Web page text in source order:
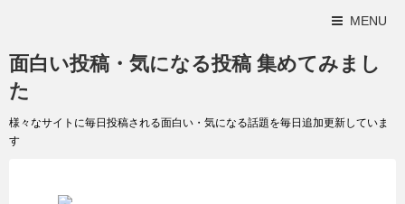
MENU
面白い投稿・気になる投稿 集めてみまし
た
様々なサイトに毎日投稿される面白い・気になる話題を毎日追加更新していま
す